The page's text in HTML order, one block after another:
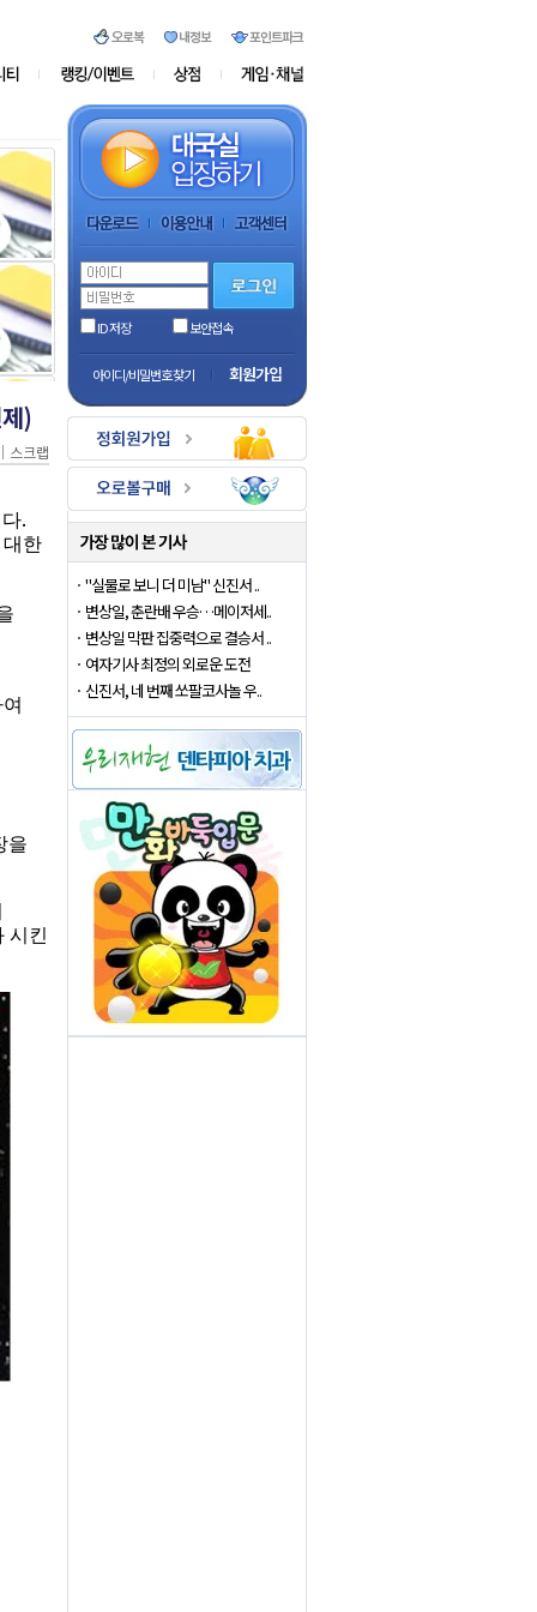
)
｜ 스크랩
.
한
을
시킨
ID 저장 보안접속
아이디/비밀번호 찾기 회원가입
"실물로 보니 더 미남" 신진서 ..
변상일, 춘란배 우승…메이저세..
변상일 막판 집중력으로 결승서 ..
여자기사 최정의 외로운 도전
신진서, 네 번째 쏘팔코사놀 우..